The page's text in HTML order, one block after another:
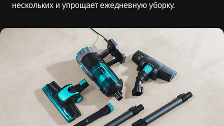
нескольких и упрощает ежедневную уборку.